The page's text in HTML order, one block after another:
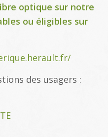
optique sur notre
ou éligibles sur
des usagers :